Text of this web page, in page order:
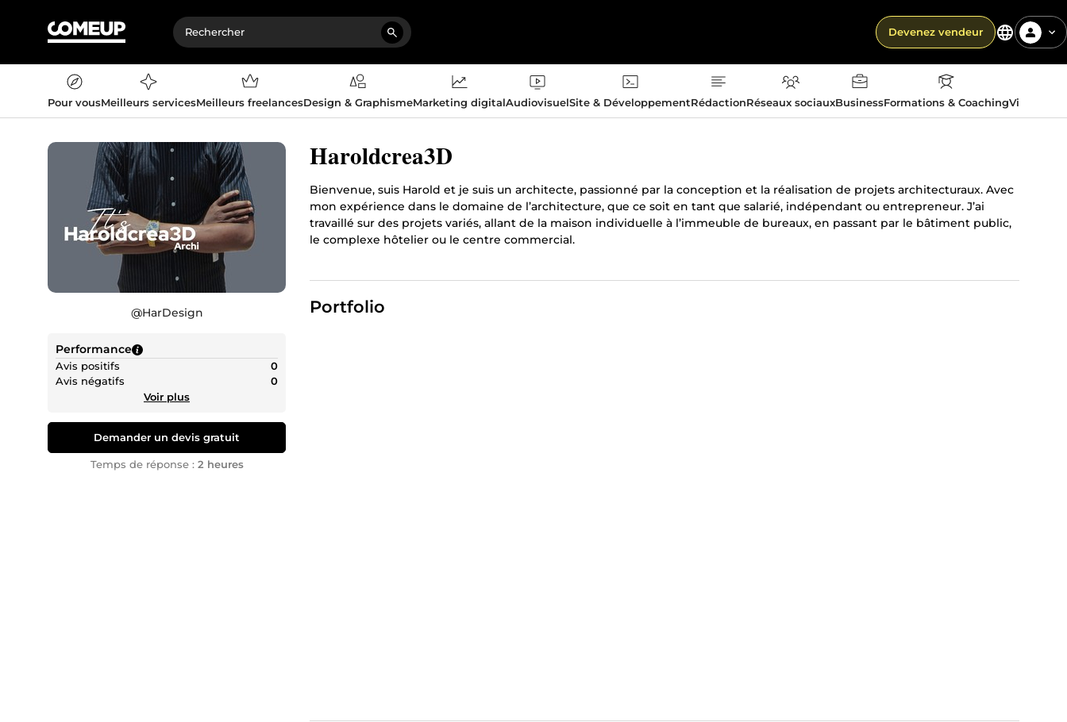
Devenez vendeur
Pour vousMeilleurs servicesMeilleurs freelancesDesign & GraphismeMarketing digitalAudiovisuelSite & DéveloppementRédactionRéseaux sociauxBusinessFormations & CoachingVie
@HarDesign
Performance
Avis positifs
0
Avis négatifs
0
Voir plus
Demander un devis gratuit
Temps de réponse : 2 heures
Haroldcrea3D
Bienvenue, suis Harold et je suis un architecte, passionné par la conception et la réalisation de projets architecturaux. Avec
mon expérience dans le domaine de l’architecture, que ce soit en tant que salarié, indépendant ou entrepreneur. J’ai
travaillé sur des projets variés, allant de la maison individuelle à l’immeuble de bureaux, en passant par le bâtiment public,
le complexe hôtelier ou le centre commercial.
Portfolio